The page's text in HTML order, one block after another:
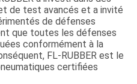
de test avancés et a invité
de défenses
que toutes les défenses
conformément à la
FL-RUBBER est le
certifiées